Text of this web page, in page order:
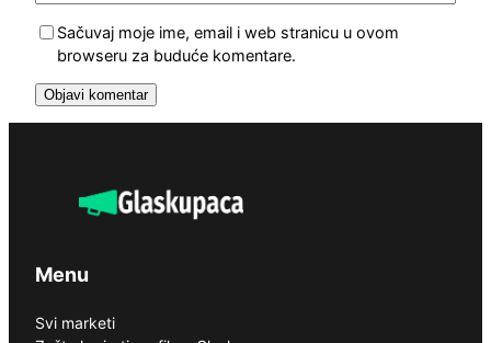
Sačuvaj moje ime, email i web stranicu u ovom
browseru za buduće komentare.
Menu
Svi marketi